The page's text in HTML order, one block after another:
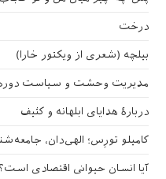
درخت
بیلچه (شعری از ویکتور خارا)
مدیریت وحشت و سیاست دوره
دربارهٔ هدایای ابلهانه و کثیف
کامیلو تورِس؛ الهی‌دان،
آیا انسان حیوانی اقتصادی